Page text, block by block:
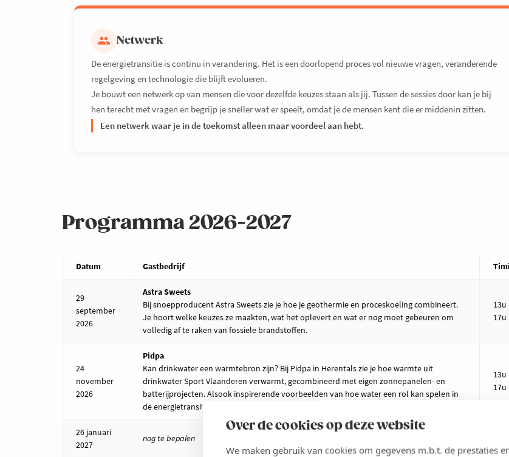
Over de cookies op deze website
We maken gebruik van cookies om gegevens m.b.t. de prestaties
Netwerk
De energietransitie is continu in verandering. Het is een doorlopend proces vol nieuwe vragen, veranderende
regelgeving en technologie die blijft evolueren.
Je bouwt een netwerk op van mensen die voor dezelfde keuzes staan als jij. Tussen de sessies door kan je bij
hen terecht met vragen en begrijp je sneller wat er speelt, omdat je de mensen kent die er middenin zitten.
Een netwerk waar je in de toekomst alleen maar voordeel aan hebt.
Programma 2026-2027
Datum Gastbedrijf
29
september
2026
Astra Sweets
Bij snoepproducent Astra Sweets zie je hoe je geothermie en proceskoeling combineert.
Je hoort welke keuzes ze maakten, wat het oplevert en wat er nog moet gebeuren om
volledig af te raken van fossiele brandstoffen.
13u
17u
24
november
2026
Pidpa
Kan drinkwater een warmtebron zijn? Bij Pidpa in Herentals zie je hoe warmte uit
drinkwater Sport Vlaanderen verwarmt, gecombineerd met eigen zonnepanelen- en
batterijprojecten. Alsook inspirerende voorbeelden van hoe water een rol kan spelen in
de energietransitie.
13u
17u
26 januari
2027
nog te bepalen